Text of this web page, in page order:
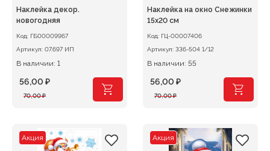
Наклейка декор.
новогодняя
Код: ГБ00009967
Артикул:
07.697 ИП
В наличии: 1
70,00₽
Первоначальная
70,00 ₽.
56,00 ₽
Текущая
Наклейка на окно Снежинки
15x20 см
Код: ГЦ-00007406
Артикул:
336-504 1/12
В наличии: 55
70,00₽
Первоначальная
70,00 ₽.
56,00 ₽
Текущая
Акция Акция